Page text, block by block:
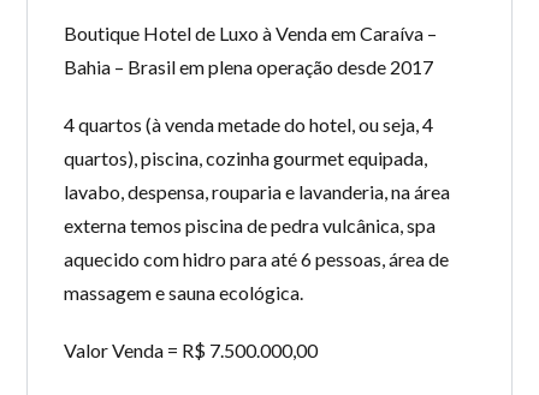
Boutique Hotel de Luxo à Venda em Caraíva –
Bahia – Brasil em plena operação desde 2017
4 quartos (à venda metade do hotel, ou seja, 4
quartos), piscina, cozinha gourmet equipada,
lavabo, despensa, rouparia e lavanderia, na área
externa temos piscina de pedra vulcânica, spa
aquecido com hidro para até 6 pessoas, área de
massagem e sauna ecológica.
Valor Venda = R$ 7.500.000,00